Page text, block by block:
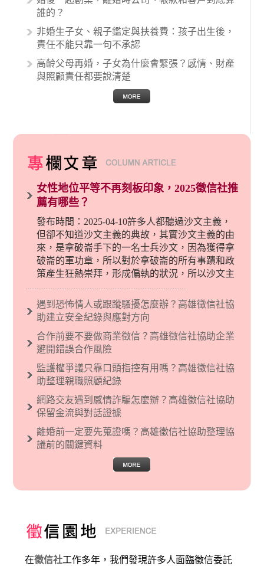
誰的？
非婚生子女、親子鑑定與扶養費：孩子出生後，
責任不能只靠一句不承認
高齡父母再婚，子女為什麼會緊張？感情、財產
與照顧責任都要說清楚
女性地位平等不再刻板印象，2025徵信社推
薦有哪些？
發布時間：2025-04-10許多人都聽過沙文主義，
但卻不知道沙文主義的典故，其實沙文主義的由
來，是拿破崙手下的一名士兵沙文，因為獲得拿
破崙的軍功章，所以對於拿破崙的所有事蹟和政
策產生狂熱崇拜，形成偏執的狀況，所以沙文主
義後來就被拿來暗指偏見和歧視，而且有沙文主
義傾向的人，通常對於自己的國家和民族有超強
烈的卓越感，因而瞧不起其他國家的人，所以沙
現了男性沙文…
遇到恐怖情人或跟蹤騷擾怎麼辦？高雄徵信社協
助建立安全紀錄與應對方向
合作前要不要做商業徵信？高雄徵信社協助企業
避開錯誤合作風險
監護權爭議只靠口頭指控有用嗎？高雄徵信社協
助整理親職照顧紀錄
網路交友遇到感情詐騙怎麼辦？高雄徵信社協助
保留金流與對話證據
離婚前一定要先蒐證嗎？高雄徵信社協助整理協
議前的關鍵資料
在徵信社工作多年，我們發現許多人面臨徵信委託